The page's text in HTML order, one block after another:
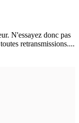
N'essayez donc pas
retransmissions....